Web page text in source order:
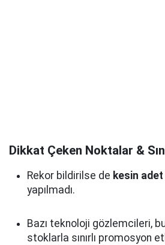
Dikkat Çeken Noktalar &
Rekor bildirilse de kesin adet
yapılmadı.
Bazı teknoloji gözlemcileri,
stoklarla sınırlı promosyon